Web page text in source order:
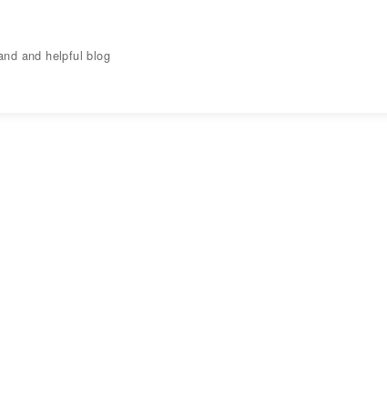
and helpful blog